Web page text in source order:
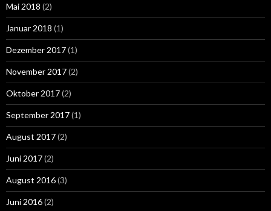
Mai 2018 (2)
Januar 2018 (1)
Dezember 2017(1)
November 2017(2)
Oktober 2017(2)
September 2017(1)
August 2017(2)
Juni 2017(2)
August 2016(3)
Juni 2016(2)